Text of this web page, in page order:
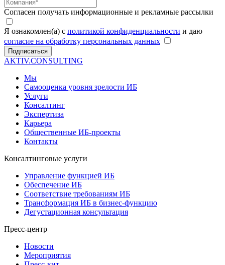
Согласен получать информационные и рекламные рассылки
Я ознакомлен(а) с политикой конфиденциальности и даю
согласие на обработку персональных данных
Подписаться
AKTIV.CONSULTING
Мы
Самооценка уровня зрелости ИБ
Услуги
Консалтинг
Экспертиза
Карьера
Общественные ИБ-проекты
Контакты
Консалтинговые услуги
Управление функцией ИБ
Обеспечение ИБ
Соответствие требованиям ИБ
Трансформация ИБ в бизнес-функцию
Дегустационная консультация
Пресс-центр
Новости
Мероприятия